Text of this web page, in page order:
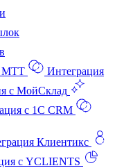
МТТ
Интеграция
с МойСклад
с 1C CRM
Клиентикс
с YCLIENTS